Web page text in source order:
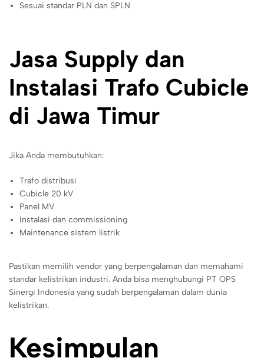
Sesuai standar PLN dan SPLN
Jasa Supply dan
Instalasi Trafo Cubicle
di Jawa Timur
Jika Anda membutuhkan:
Trafo distribusi
Cubicle 20 kV
Panel MV
Instalasi dan commissioning
Maintenance sistem listrik
Pastikan memilih vendor yang berpengalaman dan memahami
standar kelistrikan industri. Anda bisa menghubungi PT OPS
Sinergi Indonesia yang sudah berpengalaman dalam dunia
kelistrikan.
Kesimpulan